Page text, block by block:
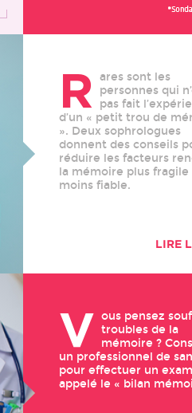
R
ares sont les
personnes qui
pas fait
d’un « petit trou de
». Deux sophrologues
donnent des conseils
réduire les facteurs
la mémoire plus fragile
moins fiable.
LIRE
V ous pensez
troubles de la
mémoire ?
un professionnel de
pour effectuer un
appelé le « bilan